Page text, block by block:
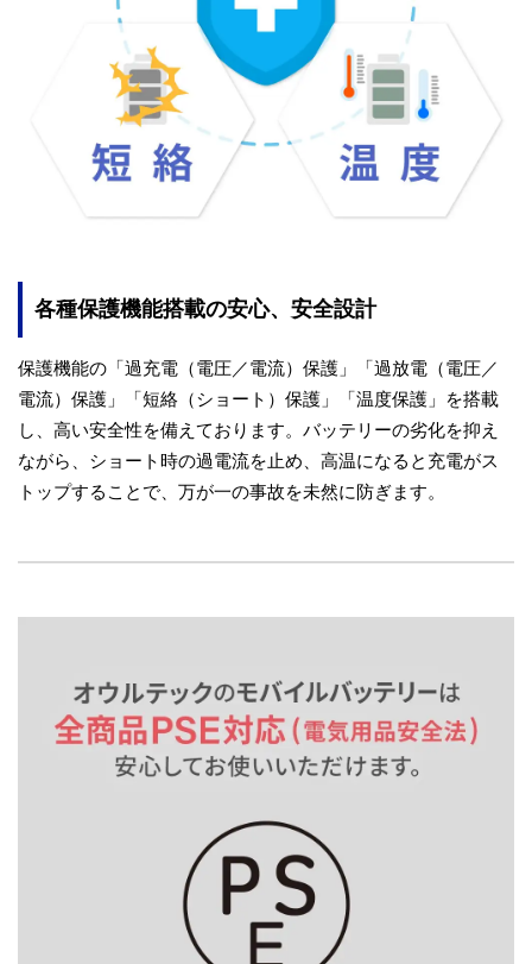
各種保護機能搭載の安心、安全設計
保護機能の「過充電（電圧／電流）保護」「過放電（電圧／
電流）保護」「短絡（ショート）保護」「温度保護」を搭載
し、高い安全性を備えております。バッテリーの劣化を抑え
ながら、ショート時の過電流を止め、高温になると充電がス
トップすることで、万が一の事故を未然に防ぎます。